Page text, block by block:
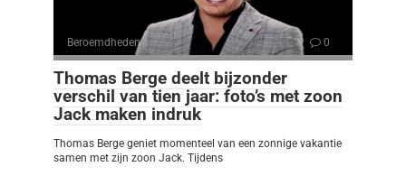
Beroemdheden 0
Thomas Berge deelt bijzonder
verschil van tien jaar: foto’s met zoon
Jack maken indruk
Thomas Berge geniet momenteel van een zonnige vakantie
samen met zijn zoon Jack. Tijdens